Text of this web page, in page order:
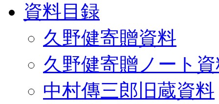
資料目録
久野健寄贈資料
久野健寄贈ノート
中村傳三郎旧蔵資料